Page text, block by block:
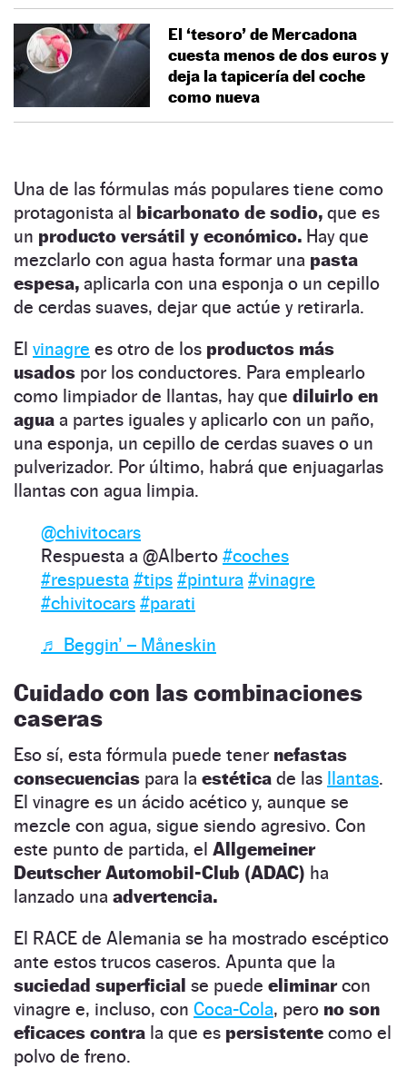
El ‘tesoro’ de Mercadona
cuesta menos de dos euros y
deja la tapicería del coche
como nueva
Una de las fórmulas más populares tiene como
protagonista al bicarbonato de sodio, que es
un producto versátil y económico. Hay que
mezclarlo con agua hasta formar una pasta
espesa, aplicarla con una esponja o un cepillo
de cerdas suaves, dejar que actúe y retirarla.
El vinagre es otro de los productos más
usados por los conductores. Para emplearlo
como limpiador de llantas, hay que diluirlo en
agua a partes iguales y aplicarlo con un paño,
una esponja, un cepillo de cerdas suaves o un
pulverizador. Por último, habrá que enjuagarlas
llantas con agua limpia.
@chivitocars
Respuesta a @Alberto #coches
#respuesta #tips #pintura #vinagre
#chivitocars #parati
♬ Beggin’ – Måneskin
Cuidado con las combinaciones
caseras
Eso sí, esta fórmula puede tener nefastas
consecuencias para la estética de las llantas.
El vinagre es un ácido acético y, aunque se
mezcle con agua, sigue siendo agresivo. Con
este punto de partida, el Allgemeiner
Deutscher Automobil-Club (ADAC) ha
lanzado una advertencia.
El RACE de Alemania se ha mostrado escéptico
ante estos trucos caseros. Apunta que la
suciedad superficial se puede eliminarcon
vinagre e, incluso, con Coca-Cola, pero no son
eficaces contra la que es persistente como el
polvo de freno.